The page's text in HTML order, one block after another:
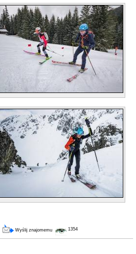
Wyślij znajomemu 1354